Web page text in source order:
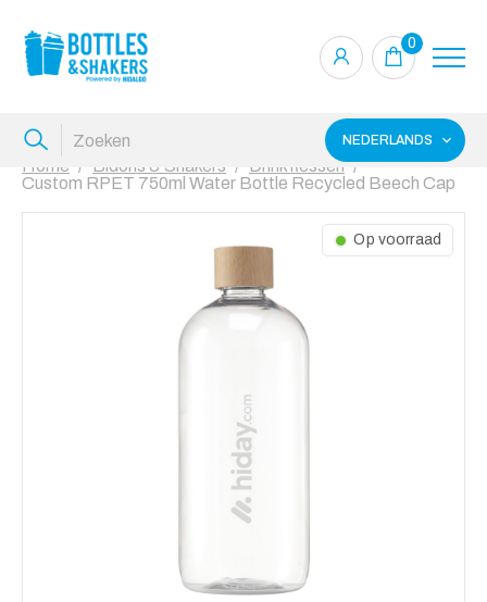
0
NEDERLANDS
Home Bidons & Shakers
Drinkflessen
Custom RPET 750ml Water Bottle Recycled Beech Cap
Op voorraad